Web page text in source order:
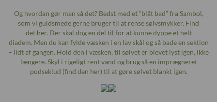
Og hvordan gør man så det? Bedst med et ”blåt bad” fra Sambol,
som vi guldsmede gerne bruger til at rense sølvsmykker. Find
det her. Der skal dog en del til for at kunne dyppe et helt
diadem. Men du kan fylde væsken i en lav skål og så bade en sektion
– lidt af gangen. Hold den i væsken, til sølvet er blevet lyst igen, ikke
længere. Skyl i rigeligt rent vand og brug så en imprægneret
pudseklud (find den her) til at gøre sølvet blankt igen.